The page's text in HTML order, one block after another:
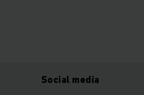
Social media